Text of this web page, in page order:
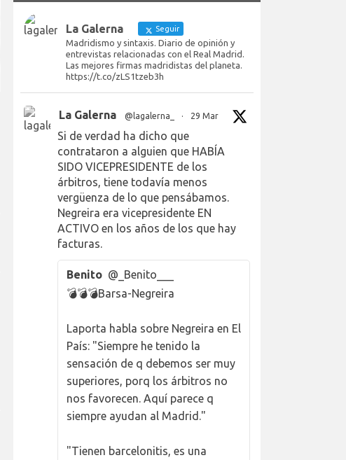
La Galerna Seguir
Madridismo y sintaxis. Diario de opinión y
entrevistas relacionadas con el Real Madrid.
Las mejores firmas madridistas del planeta.
https://t.co/zLS1tzeb3h
La Galerna @lagalerna_ · 29 Mar
Si de verdad ha dicho que
contrataron a alguien que HABÍA
SIDO VICEPRESIDENTE de los
árbitros, tiene todavía menos
vergüenza de lo que pensábamos.
Negreira era vicepresidente EN
ACTIVO en los años de los que hay
facturas.
Benito @_Benito___
💣💣💣Barsa-Negreira
Laporta habla sobre Negreira en El
País: "Siempre he tenido la
sensación de q debemos ser muy
superiores, porq los árbitros no
nos favorecen. Aquí parece q
siempre ayudan al Madrid."
"Tienen barcelonitis, es una